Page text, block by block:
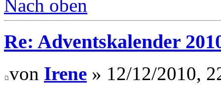
Nach oben
Re: Adventskalender
von Irene » 12/12/2010,